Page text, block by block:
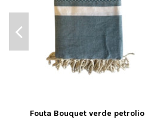
Fouta Bouquet verde petrolio